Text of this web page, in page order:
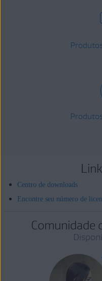
Centro de downloads
Encontre seu número de
Comunidade